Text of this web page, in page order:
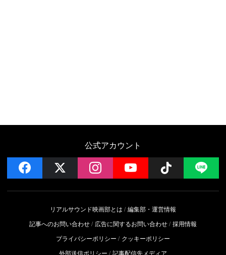
公式アカウント
facebook instagramYouTube Follow
リアルサウンド映画部とは
編集部・運営情報
記事へのお問い合わせ
広告に関するお問い合わせ 採用情報
プライバシーポリシー
クッキーポリシー
外部送信ポリシー
記事配信先メディア